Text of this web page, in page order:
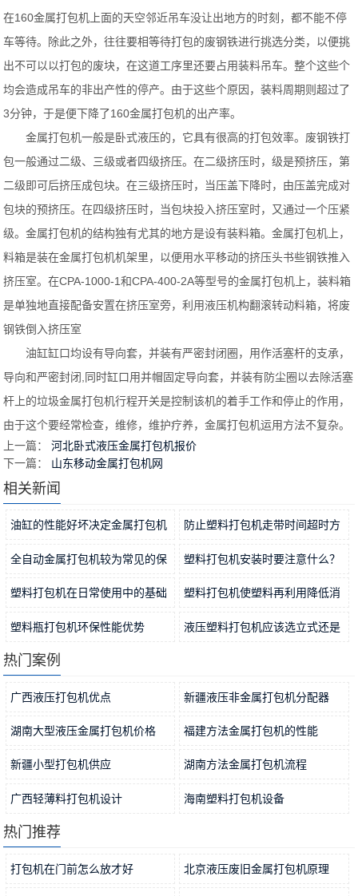
在160金属打包机上面的天空邻近吊车没让出地方的时刻，都不能不停
车等待。除此之外，往往要相等待打包的废钢铁进行挑选分类，以便挑
出不可以以打包的废块，在这道工序里还要占用装料吊车。整个这些个
均会造成吊车的非出产性的停产。由于这些个原因，装料周期则超过了
3分钟，于是便下降了160金属打包机的出产率。
金属打包机一般是卧式液压的，它具有很高的打包效率。废钢铁打
包一般通过二级、三级或者四级挤压。在二级挤压时，级是预挤压，第
二级即可后挤压成包块。在三级挤压时，当压盖下降时，由压盖完成对
包块的预挤压。在四级挤压时，当包块投入挤压室时，又通过一个压紧
级。金属打包机的结构独有尤其的地方是设有装料箱。金属打包机上，
料箱是装在金属打包机机架里，以便用水平移动的挤压头书些钢铁推入
挤压室。在CPA-1000-1和CPA-400-2A等型号的金属打包机上，装料箱
是单独地直接配备安置在挤压室旁，利用液压机构翻滚转动料箱，将废
钢铁倒入挤压室
油缸缸口均设有导向套，并装有严密封闭圈，用作活塞杆的支承，
导向和严密封闭,同时缸口用并帽固定导向套，并装有防尘圈以去除活塞
杆上的垃圾金属打包机行程开关是控制该机的着手工作和停止的作用，
由于这个要经常检查，维修，维护疗养，金属打包机运用方法不复杂。
上一篇：河北卧式液压金属打包机报价
下一篇： 山东移动金属打包机网
相关新闻
油缸的性能好坏决定金属打包机
稳定… 2021-11-15
防止塑料打包机走带时间超时方
法分… 2021-11-12
全自动金属打包机较为常见的保
养方… 2021-11-09
塑料打包机安装时要注意什么？
2021-11-06
塑料打包机在日常使用中的基础
工作… 2021-11-04
塑料打包机使塑料再利用降低消
耗 2021-11-01
塑料瓶打包机环保性能优势 液压塑料打包机应该选立式还是
热门案例
广西液压打包机优点
2019-04-26
新疆液压非金属打包机分配器
2019-06-03
湖南大型液压金属打包机价格 福建方法金属打包机的性能
2019-05-10
新疆小型打包机供应
2019-04-09
湖南方法金属打包机流程
广西轻薄料打包机设计 海南塑料打包机设备
热门推荐
打包机在门前怎么放才好 北京液压废旧金属打包机原理